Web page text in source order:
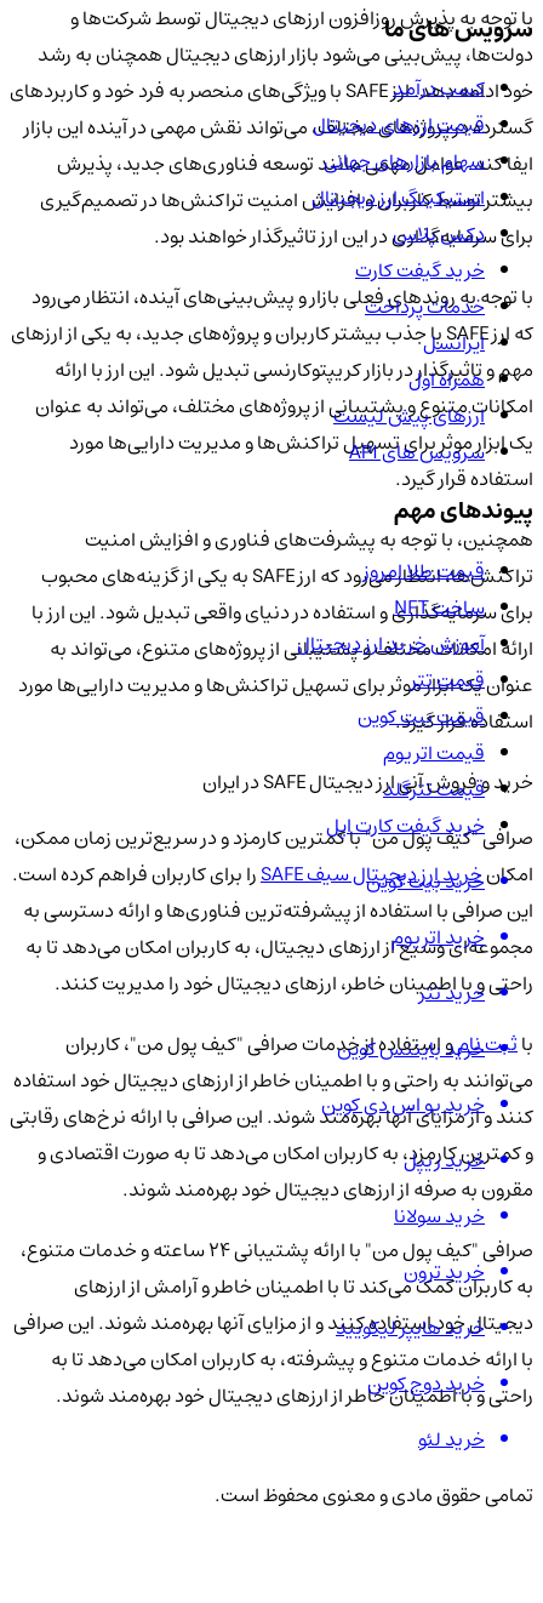
با توجه به پذیرش روزافزون ارزهای دیجیتال توسط شرکت‌ها و
دولت‌ها، پیش‌بینی می‌شود بازار ارزهای دیجیتال همچنان به رشد
خود ادامه دهد. ارز SAFE با ویژگی‌های منحصر به فرد خود و کاربردهای
گسترده در پروژه‌های مختلف، می‌تواند نقش مهمی در آینده این بازار
ایفا کند. عوامل مهمی مانند توسعه فناوری‌های جدید، پذیرش
بیشتر توسط کاربران و افزایش امنیت تراکنش‌ها در تصمیم‌گیری
برای سرمایه‌گذاری در این ارز تاثیرگذار خواهند بود.
با توجه به روندهای فعلی بازار و پیش‌بینی‌های آینده، انتظار می‌رود
که ارز SAFE با جذب بیشتر کاربران و پروژه‌های جدید، به یکی از ارزهای
مهم و تاثیرگذار در بازار کریپتوکارنسی تبدیل شود. این ارز با ارائه
امکانات متنوع و پشتیبانی از پروژه‌های مختلف، می‌تواند به عنوان
یک ابزار موثر برای تسهیل تراکنش‌ها و مدیریت دارایی‌ها مورد
استفاده قرار گیرد.
همچنین، با توجه به پیشرفت‌های فناوری و افزایش امنیت
تراکنش‌ها، انتظار می‌رود که ارز SAFE به یکی از گزینه‌های محبوب
برای سرمایه‌گذاری و استفاده در دنیای واقعی تبدیل شود. این ارز با
ارائه امکانات مختلف و پشتیبانی از پروژه‌های متنوع، می‌تواند به
عنوان یک ابزار موثر برای تسهیل تراکنش‌ها و مدیریت دارایی‌ها مورد
استفاده قرار گیرد.
خرید و فروش آنی ارز دیجیتال SAFE در ایران
صرافی "کیف پول من" با کمترین کارمزد و در سریع‌ترین زمان ممکن،
امکانخرید ارز دیجیتال سیف SAFE
را برای کاربران فراهم کرده است.
این صرافی با استفاده از پیشرفته‌ترین فناوری‌ها و ارائه دسترسی به
مجموعه‌ای وسیع از ارزهای دیجیتال، به کاربران امکان می‌دهد تا به
راحتی و با اطمینان خاطر، ارزهای دیجیتال خود را مدیریت کنند.
باثبت نامو استفاده از خدمات صرافی "کیف پول من"، کاربران
می‌توانند به راحتی و با اطمینان خاطر از ارزهای دیجیتال خود استفاده
کنند و از مزایای آنها بهره‌مند شوند. این صرافی با ارائه نرخ‌های رقابتی
و کمترین کارمزد، به کاربران امکان می‌دهد تا به صورت اقتصادی و
مقرون به صرفه از ارزهای دیجیتال خود بهره‌مند شوند.
صرافی "کیف پول من" با ارائه پشتیبانی ۲۴ ساعته و خدمات متنوع،
به کاربران کمک می‌کند تا با اطمینان خاطر و آرامش از ارزهای
دیجیتال خود استفاده کنند و از مزایای آنها بهره‌مند شوند. این صرافی
با ارائه خدمات متنوع و پیشرفته، به کاربران امکان می‌دهد تا به
راحتی و با اطمینان خاطر از ارزهای دیجیتال خود بهره‌مند شوند.
سرویس های ما
کسب درآمد
قیمت ارزهای دیجیتال
سهام بازارهای جهانی
استیکینگ ارز دیجیتال
دکس پلاس
خرید گیفت کارت
خدمات پرداخت
ایرانسل
همراه اول
ارزهای پیش لیست
سرویس های API
پیوندهای مهم
قیمت طلا امروز
ساخت NFT
آموزش خرید ارز دیجیتال
قیمت تتر
قیمت بیت کوین
قیمت اتریوم
قیمت تترگلد
خرید گیفت کارت اپل
خرید بیت کوین
خرید اتریوم
خرید تتر
خرید بایننس کوین
خرید یو اس دی کوین
خرید ریپل
خرید سولانا
خرید ترون
خرید هایپر لیکویید
خرید دوج کوین
خرید لئو
تمامی حقوق مادی و معنوی محفوظ است.